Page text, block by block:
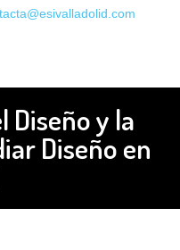
Diseño y la
Diseño en